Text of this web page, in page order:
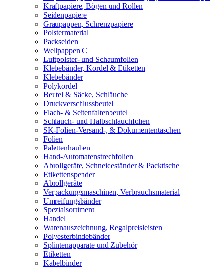
Kraftpapiere, Bögen und Rollen
Seidenpapiere
Graupappen, Schrenzpapiere
Polstermaterial
Packseiden
Wellpappen C
Luftpolster- und Schaumfolien
Klebebänder, Kordel & Etiketten
Klebebänder
Polykordel
Beutel & Säcke, Schläuche
Druckverschlussbeutel
Flach- & Seitenfaltenbeutel
Schlauch- und Halbschlauchfolien
SK-Folien-Versand-, & Dokumententaschen
Folien
Palettenhauben
Hand-Automatenstrechfolien
Abrollgeräte, Schneideständer & Packtische
Etikettenspender
Abrollgeräte
Verpackungsmaschinen, Verbrauchsmaterial
Umreifungsbänder
Spezialsortiment
Handel
Warenauszeichnung, Regalpreisleisten
Polyesterbindebänder
Splintenapparate und Zubehör
Etiketten
Kabelbinder